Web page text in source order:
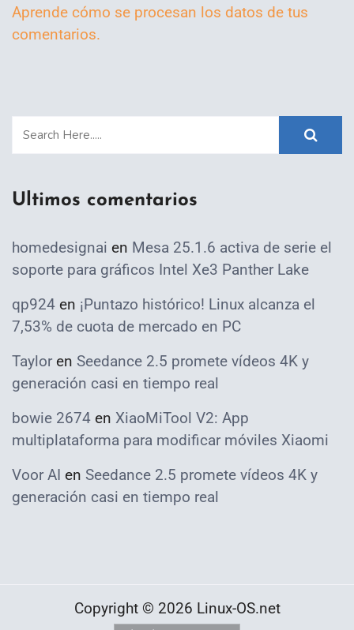
Aprende cómo se procesan los datos de tus
comentarios.
Ultimos comentarios
homedesignai en Mesa 25.1.6 activa de serie el
soporte para gráficos Intel Xe3 Panther Lake
qp924 en ¡Puntazo histórico! Linux alcanza el
7,53% de cuota de mercado en PC
Taylor en Seedance 2.5 promete vídeos 4K y
generación casi en tiempo real
bowie 2674 en XiaoMiTool V2: App
multiplataforma para modificar móviles Xiaomi
Voor AI en Seedance 2.5 promete vídeos 4K y
generación casi en tiempo real
Copyright © 2026 Linux-OS.net